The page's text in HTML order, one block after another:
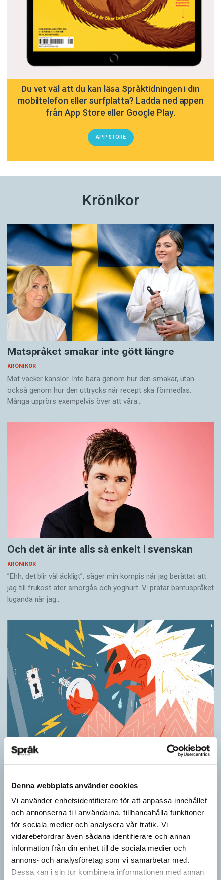
Denna webbplats använder cookies
Vi använder enhetsidentifierare för att anpassa innehållet
och annonserna till användarna, tillhandahålla funktioner
för sociala medier och analysera vår trafik. Vi
vidarebefordrar även sådana identifierare och annan
information från din enhet till de sociala medier och
annons- och analysföretag som vi samarbetar med.
Dessa kan i sin tur kombinera informationen med annan
Du vet väl att du kan läsa Språktidningen i din
mobiltelefon eller surfplatta? Ladda ned appen
från App Store eller Google Play.
APP STORE
Krönikor
Matspråket smakar inte gött längre
KRÖNIKOR
Mat väcker känslor. Inte bara genom hur den smakar, utan
också genom hur den uttrycks när recept ska förmedlas.
Många upprörs exempelvis över att våra…
Och det är inte alls så enkelt i svenskan
KRÖNIKOR
”Ehh, det blir väl äckligt”, säger min kompis när jag berättat att
jag till frukost äter smörgås och yoghurt. Vi pratar bantuspråket
luganda när jag…
Ordens umgänge avslöjar betydelsen
– ungefär så sa den brittiske språkvetaren John Rupert Firth
(1890–1960) om…